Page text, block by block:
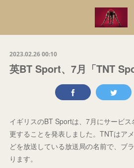
2023.02.26 00:10
英BT Sport、7月「TNT
イギリスのBT Sportは、7月にサービ
更することを発表しました。TNTはア
どを放送している放送局の名前で、ブ
ります。